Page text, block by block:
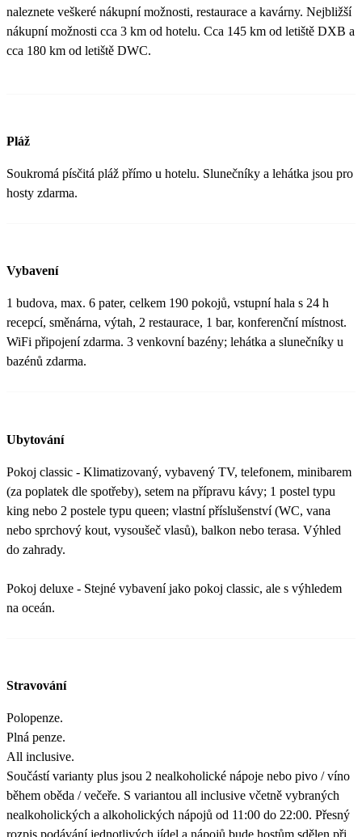
naleznete veškeré nákupní možnosti, restaurace a kavárny. Nejbližší
nákupní možnosti cca 3 km od hotelu. Cca 145 km od letiště DXB a
cca 180 km od letiště DWC.
Pláž
Soukromá písčitá pláž přímo u hotelu. Slunečníky a lehátka jsou pro
hosty zdarma.
Vybavení
1 budova, max. 6 pater, celkem 190 pokojů, vstupní hala s 24 h
recepcí, směnárna, výtah, 2 restaurace, 1 bar, konferenční místnost.
WiFi připojení zdarma. 3 venkovní bazény; lehátka a slunečníky u
bazénů zdarma.
Ubytování
Pokoj classic - Klimatizovaný, vybavený TV, telefonem, minibarem
(za poplatek dle spotřeby), setem na přípravu kávy; 1 postel typu
king nebo 2 postele typu queen; vlastní příslušenství (WC, vana
nebo sprchový kout, vysoušeč vlasů), balkon nebo terasa. Výhled
do zahrady.
Pokoj deluxe - Stejné vybavení jako pokoj classic, ale s výhledem
na oceán.
Stravování
Polopenze.
Plná penze.
All inclusive.
Součástí varianty plus jsou 2 nealkoholické nápoje nebo pivo / víno
během oběda / večeře. S variantou all inclusive včetně vybraných
nealkoholických a alkoholických nápojů od 11:00 do 22:00. Přesný
rozpis podávání jednotlivých jídel a nápojů bude hostům sdělen při